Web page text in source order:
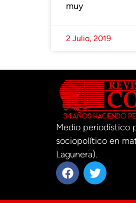
muy
2 Julio, 2019
Medio periodístico
sociopolítico en
Lagunera).